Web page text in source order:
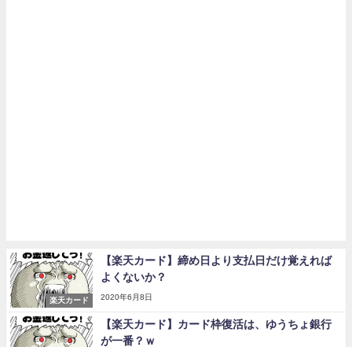
楽天カード
【楽天カード】締め日より支払日だけ覚えれば
よくないか？
2020年6月8日
【楽天カード】カード枠復活は、ゆうちょ銀行
が一番？ｗ